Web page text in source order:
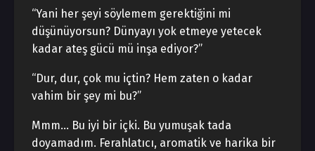
“Yani her şeyi söylemem gerektiğini mi
düşünüyorsun? Dünyayı yok etmeye yetecek
kadar ateş gücü mü inşa ediyor?”
“Dur, dur, çok mu içtin? Hem zaten o kadar
vahim bir şey mi bu?”
Mmm… Bu iyi bir içki. Bu yumuşak tada
doyamadım. Ferahlatıcı, aromatik ve harika bir